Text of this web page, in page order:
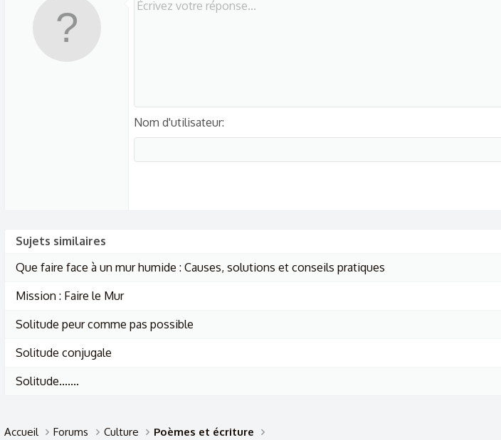
Nom d'utilisateur
Sujets similaires
Que faire face à un mur humide : Causes, solutions et conseils pratiques
Mission : Faire le Mur
Solitude peur comme pas possible
Solitude conjugale
Solitude.......
Accueil Forums Culture Poèmes et écriture